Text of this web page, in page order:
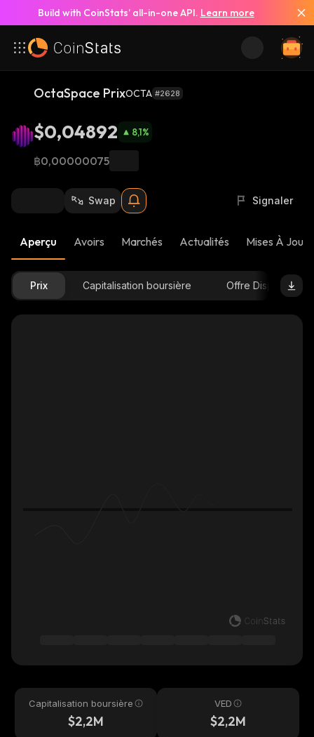
Build with CoinStats’ all-in-one API. Learn more
OctaSpace PrixOCTA #2628
$0,04892 8,1%
฿0,00000075
Swap Signaler
Aperçu Avoirs Marchés Actualités Mises À Jour
Prix Capitalisation boursière Offre Disponible
Capitalisation boursière
$2,2M
VED
$2,2M